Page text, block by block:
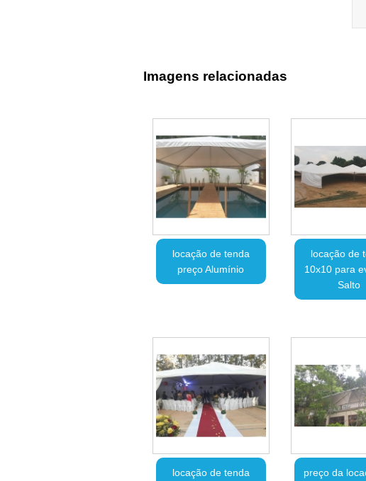
Imagens relacionadas
locação de tenda
preço Alumínio
locação de
10x10 para
Salto
locação de tenda
preço da